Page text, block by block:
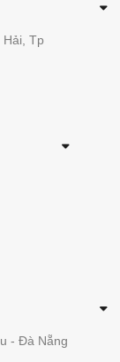
Tp
- Đà Nẵng